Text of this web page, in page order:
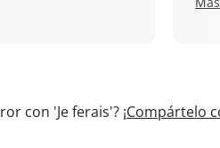
con 'Je ferais'? ¡Compártelo